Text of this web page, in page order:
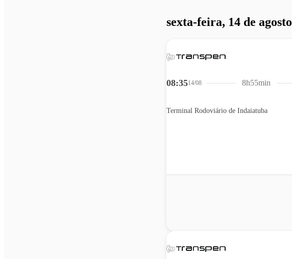
sexta-feira, 14 de agosto
08:3514/08
Terminal Rodoviário de Indaiatuba
8h55min